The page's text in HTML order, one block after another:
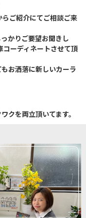
ご紹介にてご相談ご来
かりご要望お聞きし
コーディネートさせて頂
お洒落に新しいカーラ
クを両立頂いてます。